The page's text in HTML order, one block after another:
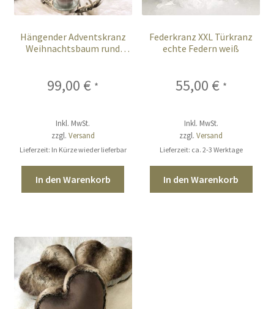
Hängender Adventskranz
Weihnachtsbaum rund
99,00 € *
Inkl. MwSt.
zzgl. Versand
Lieferzeit: In Kürze wieder lieferbar
In den Warenkorb
Federkranz XXL Türkranz
echte Federn weiß
55,00 € *
Inkl. MwSt.
zzgl.Versand
Lieferzeit: ca. 2-3 Werktage
In den Warenkorb